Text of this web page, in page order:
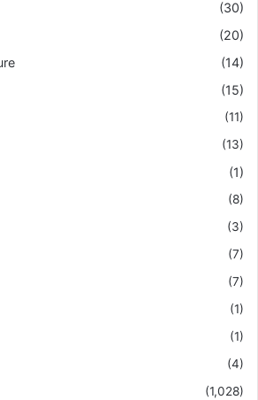
(30)
(20)
(14)
(15)
(11)
(13)
(1)
(8)
(3)
(7)
(7)
(1)
(1)
(4)
(1,028)